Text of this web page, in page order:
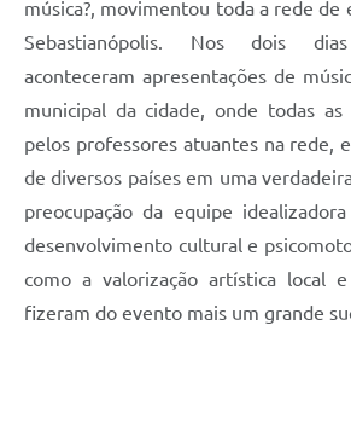
música?, movimentou toda a rede de
Sebastianópolis. Nos dois
aconteceram apresentações de
municipal da cidade, onde todas as
pelos professores atuantes na rede,
de diversos países em uma
preocupação da equipe
desenvolvimento cultural e
como a valorização artística local
fizeram do evento mais um grande